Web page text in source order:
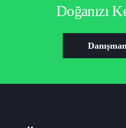
Doğanızı